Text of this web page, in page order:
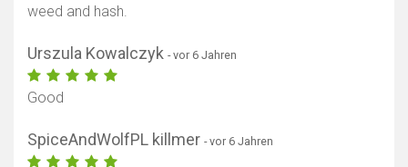
weed and hash.
Urszula Kowalczyk - vor 6 Jahren
Good
SpiceAndWolfPL killmer - vor 6 Jahren